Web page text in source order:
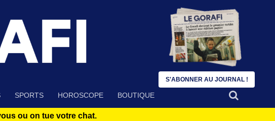
SPORTS HOROSCOPE BOUTIQUE
ou on tue votre chat.
S'ABONNER AU JOURNAL !